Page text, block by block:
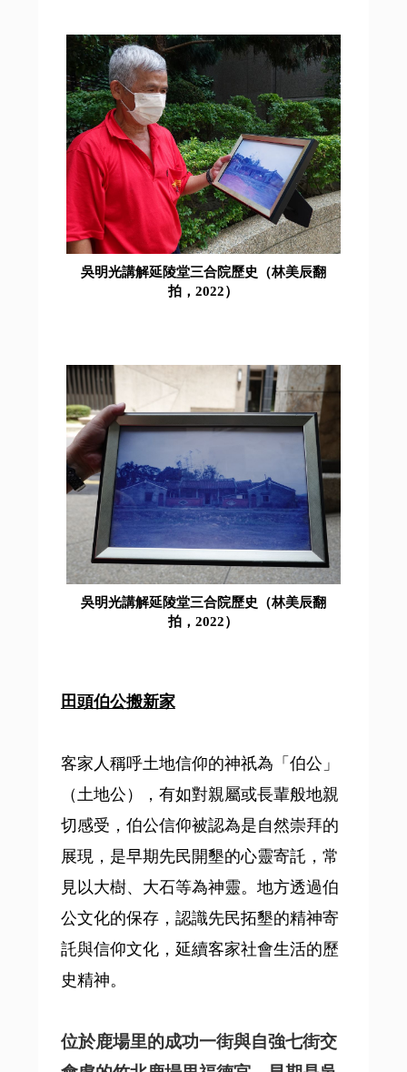
吳明光講解延陵堂三合院歷史（林美辰翻
拍，2022）
吳明光講解延陵堂三合院歷史（林美辰翻
拍，2022）
田頭伯公搬新家
客家人稱呼土地信仰的神祇為「伯公」
（土地公），有如對親屬或長輩般地親
切感受，伯公信仰被認為是自然崇拜的
展現，是早期先民開墾的心靈寄託，常
見以大樹、大石等為神靈。地方透過伯
公文化的保存，認識先民拓墾的精神寄
託與信仰文化，延續客家社會生活的歷
史精神。
位於鹿場里的成功一街與自強七街交